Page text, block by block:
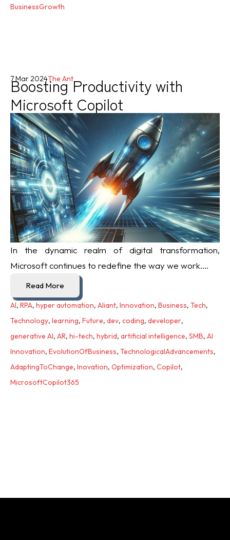
BusinessGrowth
Boosting Productivity with
Microsoft Copilot
7 Mar 2024The Ant
In the dynamic realm of digital transformation,
Microsoft continues to redefine the way we work....
Read More
AI, RPA, hyper automation, Aliant, Innovation, Business, Tech,
Technology, learning, Future, dev, coding, developer,
generative AI, AR, hi-tech, hybrid, artificial intelligence, SMB, AI
Innovation, EvolutionOfBusiness, TechnologicalAdvancements,
AdaptingToChange, Inovation, Optimization, Copilot,
MicrosoftCopilot365